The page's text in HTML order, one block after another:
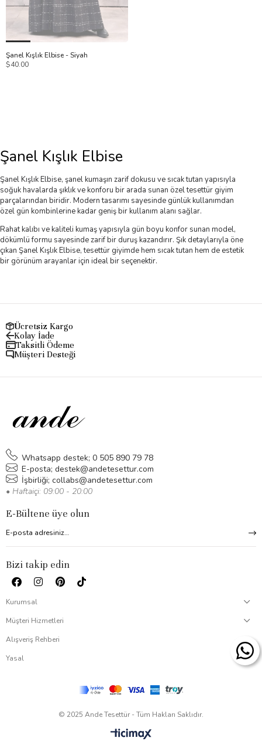
Şanel Kışlık Elbise - Siyah
$40.00
Şanel Kışlık Elbise
Şanel Kışlık Elbise, şanel kumaşın zarif dokusu ve sıcak tutan yapısıyla
soğuk havalarda şıklık ve konforu bir arada sunan özel tesettür giyim
parçalarından biridir. Modern tasarımı sayesinde günlük kullanımdan
özel gün kombinlerine kadar geniş bir kullanım alanı sağlar.
Rahat kalıbı ve kaliteli kumaş yapısıyla gün boyu konfor sunan model,
dökümlü formu sayesinde zarif bir duruş kazandırır. Şık detaylarıyla öne
çıkan Şanel Kışlık Elbise, tesettür giyimde hem sıcak tutan hem de estetik
bir görünüm arayanlar için ideal bir seçenektir.
Ücretsiz Kargo
Kolay İade
Taksitli Ödeme
Müşteri Desteği
Whatsapp destek; 0 505 890 79 78
E-posta; destek@andetesettur.com
İşbirliği; collabs@andetesettur.com
• Haftaiçi: 09:00 - 20:00
E-Bültene üye olun
Bizi takip edin
Kurumsal
Müşteri Hizmetleri
Alışveriş Rehberi
Yasal
© 2025 Ande Tesettür - Tüm Hakları Saklıdır.